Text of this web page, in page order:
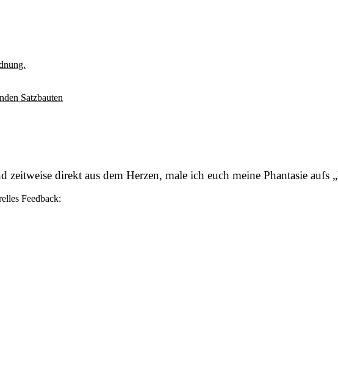
Satzbauten
zeitweise direkt aus dem Herzen, male ich euch meine Phantasie aufs
Feedback: